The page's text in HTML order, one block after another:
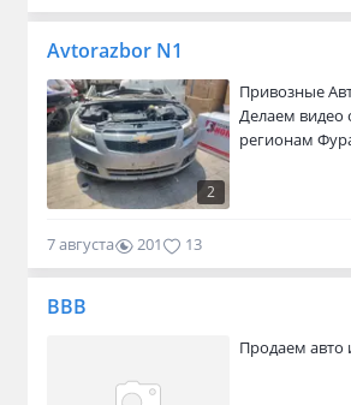
0
Avtorazbor N1
2
Привозные
Делаем видео
регионам
7 августа 201 13
BBB
Продаем авто